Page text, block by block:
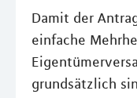
Damit der
einfache
grundsätzlich